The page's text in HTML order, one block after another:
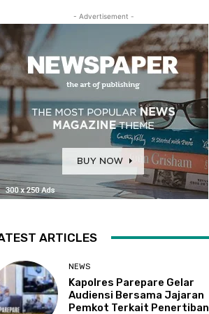
- Advertisement -
ARTICLES
NEWS
Kapolres Parepare Gelar
Audiensi Bersama Jajaran
Pemkot Terkait Penertiban